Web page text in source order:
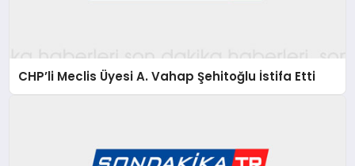
CHP’li Meclis Üyesi A. Vahap Şehitoğlu İstifa Etti